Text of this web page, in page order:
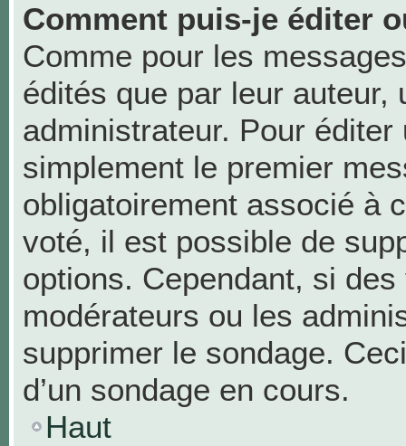
Comment puis-je éditer
Comme pour les
édités que par leur auteur,
administrateur. Pour
simplement le premier
obligatoirement associé à
voté, il est possible de
options. Cependant, si
modérateurs ou les
supprimer le sondage.
d’un sondage en cours.
Haut